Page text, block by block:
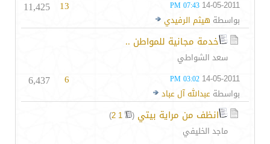
14-05-2011
07:43 PM
بواسطة هيثم الرفيدي
13
11,425
خدمة مجانية للمواطن‎ ..
سعد الشواطي
14-05-2011
03:02 PM
بواسطة عبدالله آل عباد
6
6,437
انظف من مراية بيتي (
1
2
)
ماجد الخليفي